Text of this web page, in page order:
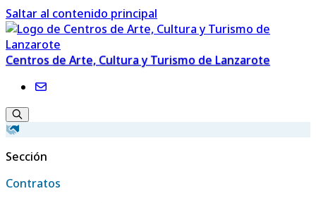
Saltar al contenido principal
Centros de Arte, Cultura y Turismo de Lanzarote
Sección
Contratos